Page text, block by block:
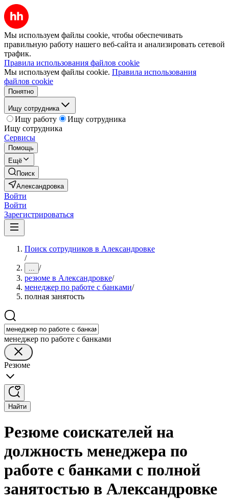
Мы используем файлы cookie, чтобы обеспечивать
правильную работу нашего веб-сайта и анализировать сетевой
трафик.
Правила использования файлов cookie
Мы используем файлы cookie. Правила использования
файлов cookie
Понятно
Ищу сотрудника
Ищу работу
Ищу сотрудника
Ищу сотрудника
Сервисы
Помощь
Ещё
Поиск
Александровка
Войти
Войти
Зарегистрироваться
Поиск сотрудников в Александровке
/
... /
резюме в Александровке/
менеджер по работе с банками/
полная занятость
менеджер по работе с банками
Резюме
Найти
Резюме соискателей на
должность менеджера по
работе с банками с полной
занятостью в Александровке